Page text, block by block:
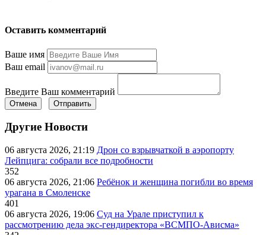
Оставить комментарий
Ваше имя
Ваш email
Введите Ваш комментарий
Отмена Отправить
Другие Новости
06 августа 2026, 21:19 Дрон со взрывчаткой в аэропорту
Лейпцига: собрали все подробности
352
06 августа 2026, 21:06 Ребёнок и женщина погибли во время
урагана в Смоленске
401
06 августа 2026, 19:06 Суд на Урале приступил к
рассмотрению дела экс-гендиректора «ВСМПО-Ависма»